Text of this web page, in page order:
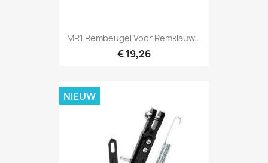
MR1 Rembeugel Voor Remklauw...
€ 19,26
NIEUW